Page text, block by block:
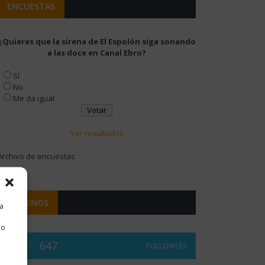
ENCUESTAS
que la sirena de El Espolón siga sonando
a las doce en Canal Ebro?
Sí
No
Me da igual
Ver resultados
de encuestas
SÍGUENOS
647 FOLLOWERS